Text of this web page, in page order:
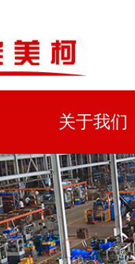
关于我们
新闻中心